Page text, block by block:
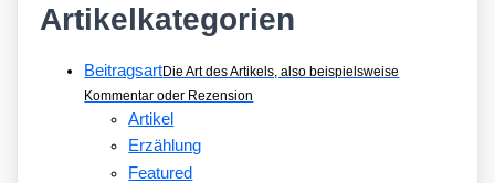
Artikelkategorien
BeitragsartDie Art des Artikels, also beispielsweise
Kommentar oder Rezension
Artikel
Erzählung
Featured